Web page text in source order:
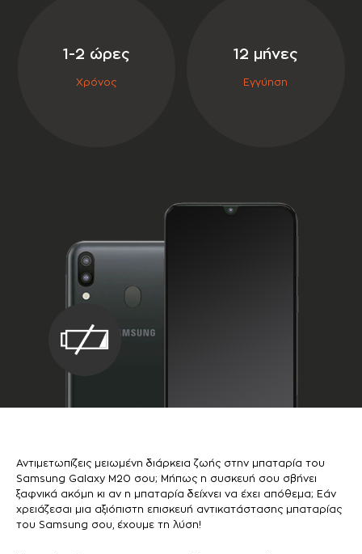
1-2 ώρες
Χρόνος
12 μήνες
Εγγύηση
Αντιμετωπίζεις μειωμένη διάρκεια ζωής στην μπαταρία του
Samsung Galaxy M20 σου; Μήπως η συσκευή σου σβήνει
ξαφνικά ακόμη κι αν η μπαταρία δείχνει να έχει απόθεμα; Εάν
χρειάζεσαι μια αξιόπιστη επισκευή αντικατάστασης μπαταρίας
του Samsung σου, έχουμε τη λύση!